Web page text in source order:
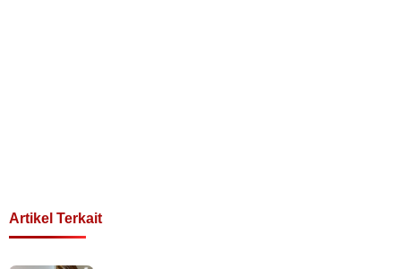
Artikel Terkait